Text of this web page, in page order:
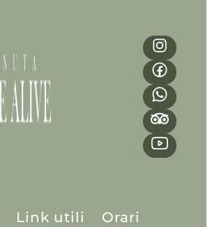
Link utili Orari